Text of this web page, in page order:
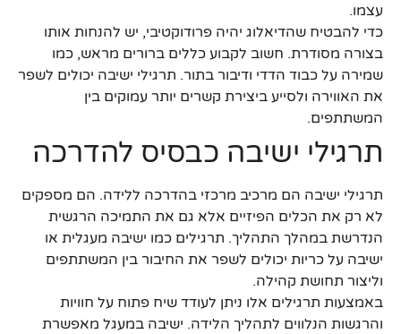
עצמו.
כדי להבטיח שהדיאלוג יהיה פרודוקטיבי, יש להנחות אותו
בצורה מסודרת. חשוב לקבוע כללים ברורים מראש, כמו
שמירה על כבוד הדדי ודיבור בתור. תרגילי ישיבה יכולים לשפר
את האווירה ולסייע ביצירת קשרים יותר עמוקים בין
המשתתפים.
תרגילי ישיבה כבסיס להדרכה
תרגילי ישיבה הם מרכיב מרכזי בהדרכה ללידה. הם מספקים
לא רק את הכלים הפיזיים אלא גם את התמיכה הרגשית
הנדרשת במהלך התהליך. תרגילים כמו ישיבה מעגלית או
ישיבה על כריות יכולים לשפר את החיבור בין המשתתפים
וליצור תחושת קהילה.
באמצעות תרגילים אלו ניתן לעודד שיח פתוח על חוויות
והרגשות הנלווים לתהליך הלידה. ישיבה במעגל מאפשרת